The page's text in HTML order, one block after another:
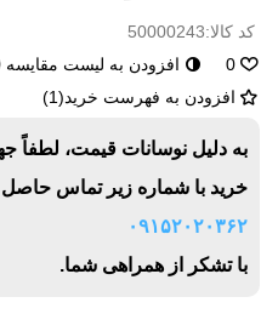
کد کالا:50000243
0
افزودن به لیست مقایسه
افزودن به فهرست خرید(
1
)
به دلیل نوسانات قیمت، لطفاً
خرید با شماره زیر تماس حاصل
۰۹۱۵۲۰۲۰۳۶۲
با تشکر از همراهی شما.